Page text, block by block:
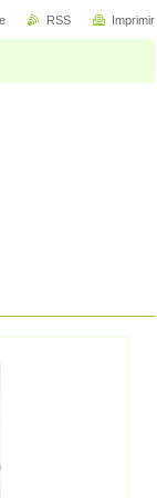
RSS Imprimir